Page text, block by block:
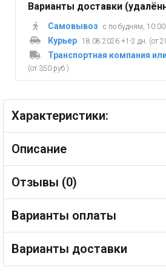
Варианты доставки
Самовывоз с по будням,
Курьер 18.08.2026 +1-2 дн. (от
Транспортная компания
(от 350 руб.)
Характеристики:
Описание
Отзывы (0)
Варианты оплаты
Варианты доставки